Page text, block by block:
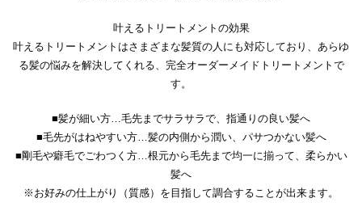
叶えるトリートメントの効果
叶えるトリートメントはさまざまな髪質の人にも対応しており、あらゆ
る髪の悩みを解決してくれる、完全オーダーメイドトリートメントで
す。
■髪が細い方…毛先までサラサラで、指通りの良い髪へ
■毛先がはねやすい方…髪の内側から潤い、パサつかない髪へ
■剛毛や癖毛でごわつく方…根元から毛先まで均一に揃って、柔らかい
髪へ
※お好みの仕上がり（質感）を目指して調合することが出来ます。